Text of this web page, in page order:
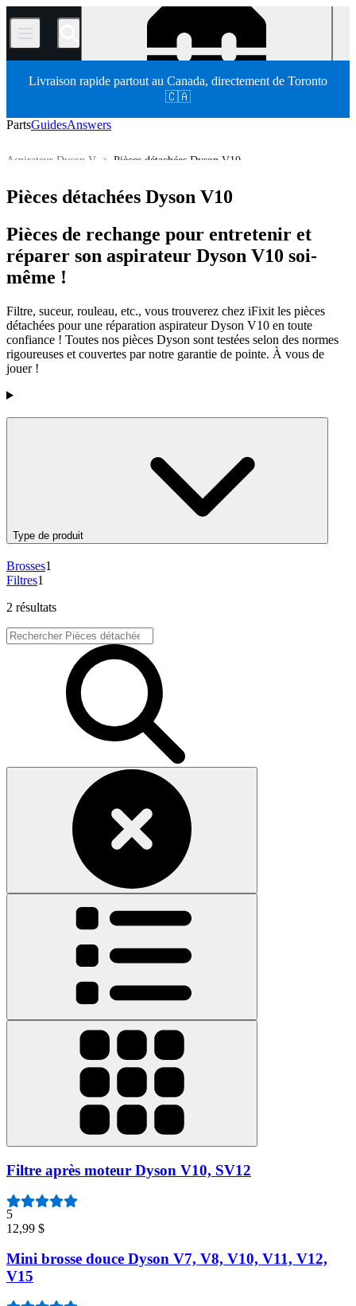
/
Livraison rapide partout au Canada, directement de Toronto
🇨🇦
PartsGuidesAnswers
Pièces détachées Dyson V10
Aspirateur Dyson V
Pièces détachées
Store
Pièces détachées Dyson V10
Pièces de rechange pour entretenir et
réparer son aspirateur Dyson V10 soi-
même !
Filtre, suceur, rouleau, etc., vous trouverez chez iFixit les pièces
détachées pour une réparation aspirateur Dyson V10 en toute
confiance ! Toutes nos pièces Dyson sont testées selon des normes
rigoureuses et couvertes par notre garantie de pointe. À vous de
jouer !
Products
Type de produit
Brosses1
Filtres1
2 résultats
Filtre après moteur Dyson V10, SV12
5
12,99 $
Mini brosse douce Dyson V7, V8, V10, V11, V12,
V15